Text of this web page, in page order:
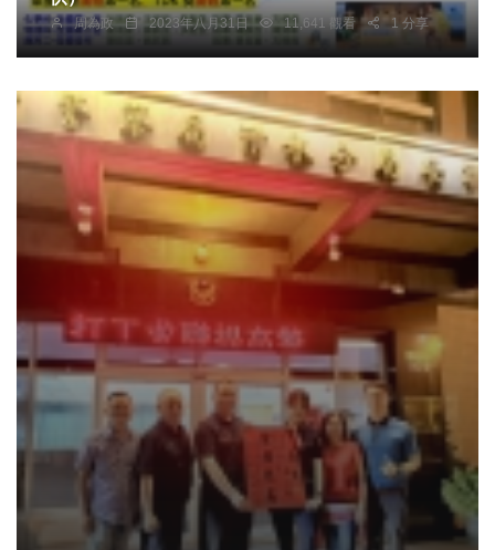
周為政 2023年八月31日 11,641 觀看 1 分享